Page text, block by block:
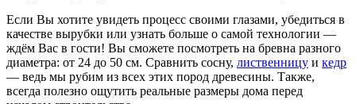
Если Вы хотите увидеть процесс своими глазами, убедиться в
качестве вырубки или узнать больше о самой технологии —
ждём Вас в гости! Вы сможете посмотреть на бревна разного
диаметра: от 24 до 50 см. Сравнить сосну, лиственницу и кедр
— ведь мы рубим из всех этих пород древесины. Также,
всегда полезно ощутить реальные размеры дома перед